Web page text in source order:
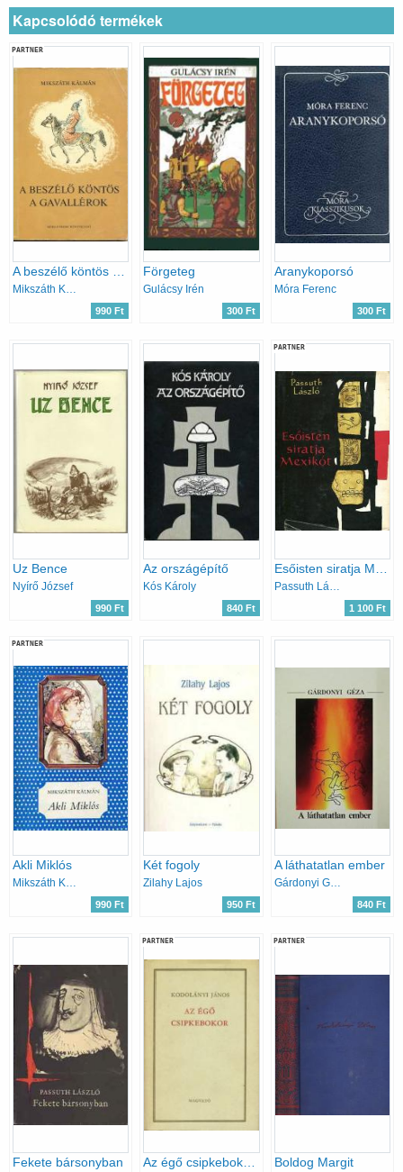
Kapcsolódó termékek
PARTNER
A beszélő köntös - A gavallérok
Mikszáth Kálmán
990 Ft
Förgeteg
Gulácsy Irén
300 Ft
Aranykoporsó
Móra Ferenc
300 Ft
Uz Bence
Nyírő József
990 Ft
Az országépítő
Kós Károly
840 Ft
PARTNER
1 100 Ft
PARTNER
Akli Miklós
Mikszáth Kálmán
990 Ft
Két fogoly
Zilahy Lajos
950 Ft
A láthatatlan ember
Gárdonyi Géza
840 Ft
Fekete bársonyban
PARTNER PARTNER
Boldog Margit